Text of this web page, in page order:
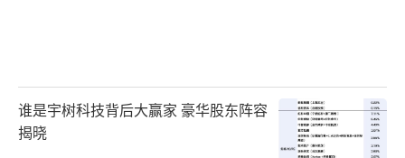
谁是宇树科技背后大赢家 豪华股东阵容
揭晓